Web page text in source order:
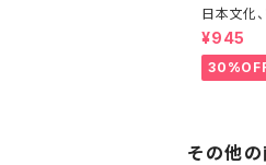
日本文化
旅 彬子女
講義
¥945
その他